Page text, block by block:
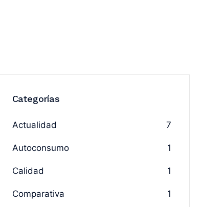
Categorías
Actualidad 7
Autoconsumo 1
Calidad 1
Comparativa 1